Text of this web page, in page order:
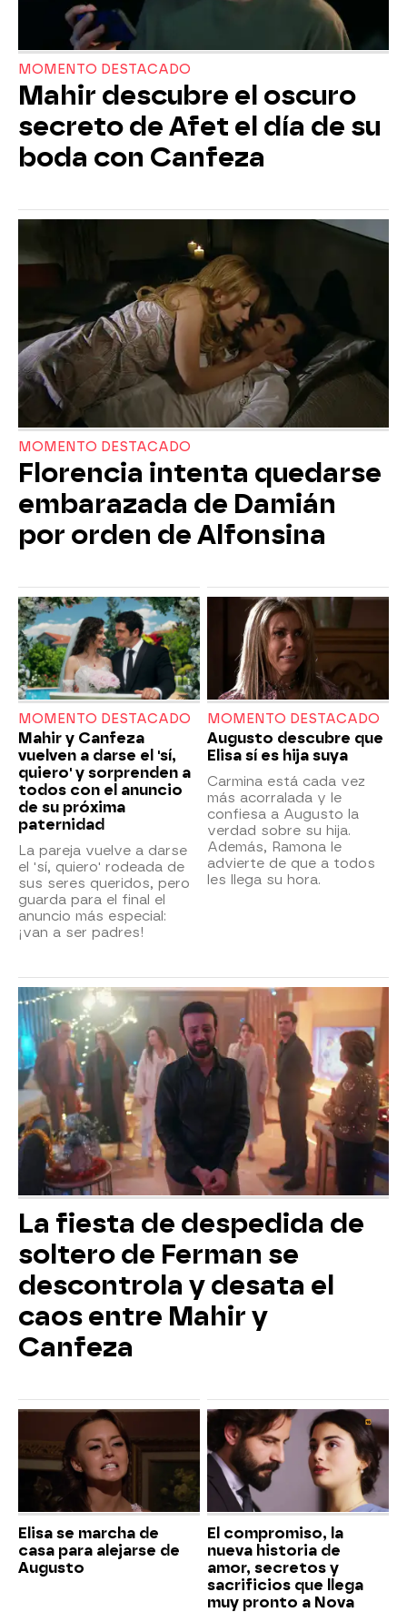
MOMENTO DESTACADO
Mahir descubre el oscuro
secreto de Afet el día de su
boda con Canfeza
MOMENTO DESTACADO
Florencia intenta quedarse
embarazada de Damián
por orden de Alfonsina
MOMENTO DESTACADO
Mahir y Canfeza
vuelven a darse el 'sí,
quiero' y sorprenden a
todos con el anuncio
de su próxima
paternidad
La pareja vuelve a darse
el 'sí, quiero' rodeada de
sus seres queridos, pero
guarda para el final el
anuncio más especial:
¡van a ser padres!
MOMENTO DESTACADO
Augusto descubre que
Elisa sí es hija suya
Carmina está cada vez
más acorralada y le
confiesa a Augusto la
verdad sobre su hija.
Además, Ramona le
advierte de que a todos
les llega su hora.
La fiesta de despedida de
soltero de Ferman se
descontrola y desata el
caos entre Mahir y
Canfeza
Elisa se marcha de
casa para alejarse de
Augusto
El compromiso, la
nueva historia de
amor, secretos y
sacrificios que llega
muy pronto a Nova